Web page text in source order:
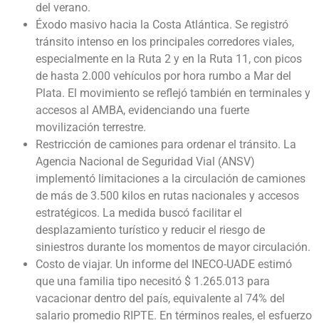
del verano.
Éxodo masivo hacia la Costa Atlántica. Se registró
tránsito intenso en los principales corredores viales,
especialmente en la Ruta 2 y en la Ruta 11, con picos
de hasta 2.000 vehículos por hora rumbo a Mar del
Plata. El movimiento se reflejó también en terminales y
accesos al AMBA, evidenciando una fuerte
movilización terrestre.
Restricción de camiones para ordenar el tránsito. La
Agencia Nacional de Seguridad Vial (ANSV)
implementó limitaciones a la circulación de camiones
de más de 3.500 kilos en rutas nacionales y accesos
estratégicos. La medida buscó facilitar el
desplazamiento turístico y reducir el riesgo de
siniestros durante los momentos de mayor circulación.
Costo de viajar. Un informe del INECO-UADE estimó
que una familia tipo necesitó $ 1.265.013 para
vacacionar dentro del país, equivalente al 74% del
salario promedio RIPTE. En términos reales, el esfuerzo